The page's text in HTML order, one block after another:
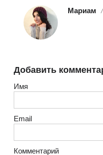
Мариам
Добавить
Имя
Email
Комментарий